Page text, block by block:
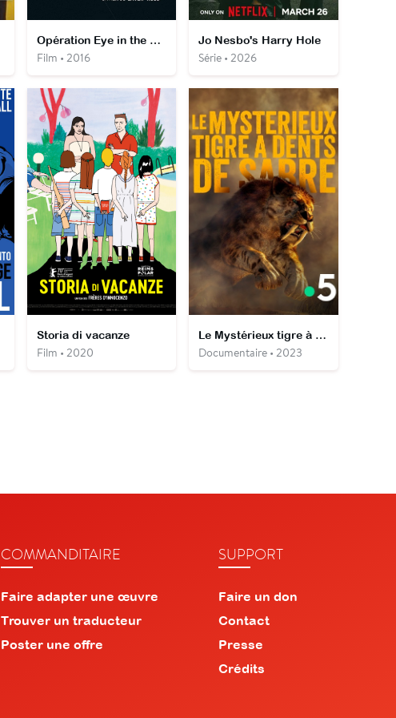
Opération Eye in the Sky
Film • 2016
Jo Nesbo's Harry Hole
Série • 2026
Storia di vacanze
Film • 2020
Le Mystérieux tigre à dents de sabre
Documentaire • 2023
COMMANDITAIRE
Faire adapter une œuvre
Trouver un traducteur
Poster une offre
SUPPORT
Faire un don
Contact
Presse
Crédits